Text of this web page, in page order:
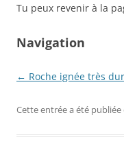
Tu peux revenir à la
Navigation
← Roche ignée très
Cette entrée a été publiée